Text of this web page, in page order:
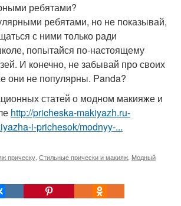
ребятами?
ребятами, но не показывай,
с ними только ради
попытайся по-настоящему
И конечно, не забывай про своих
они не популярны. Panda?
статей о модном макияже и
http://pricheska-makiyazh.ru-
i-prichesok/modnyy-...
прическу Стильные прически и макияж Модный